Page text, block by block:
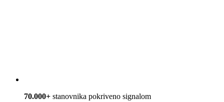
70.000+ stanovnika pokriveno signalom